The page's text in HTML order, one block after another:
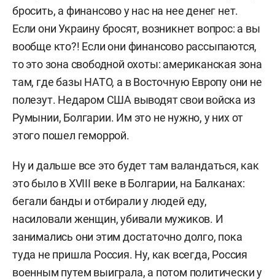
бросить, а финансово у нас на нее денег нет.
Если они Украину бросят, возникнет вопрос: а вы
вообще кто?! Если они финансово рассыпаются,
то это зона свободной охоты: американская зона
там, где базы НАТО, а в Восточную Европу они не
полезут. Недаром США выводят свои войска из
Румынии, Болгарии. Им это не нужно, у них от
этого пошел геморрой.
Ну и дальше все это будет там валандаться, как
это было в XVIII веке в Болгарии, на Балканах:
бегали банды и отбирали у людей еду,
насиловали женщин, убивали мужиков. И
занимались они этим достаточно долго, пока
туда не пришла Россия. Ну, как всегда, Россия
военным путем выиграла, а потом политически у